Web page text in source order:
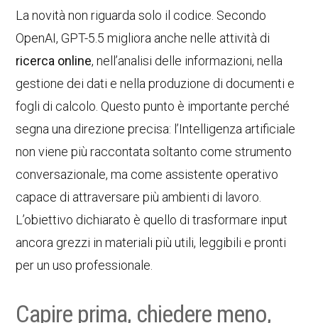
La novità non riguarda solo il codice. Secondo
OpenAI, GPT-5.5 migliora anche nelle attività di
ricerca online, nell’analisi delle informazioni, nella
gestione dei dati e nella produzione di documenti e
fogli di calcolo. Questo punto è importante perché
segna una direzione precisa: l’Intelligenza artificiale
non viene più raccontata soltanto come strumento
conversazionale, ma come assistente operativo
capace di attraversare più ambienti di lavoro.
L’obiettivo dichiarato è quello di trasformare input
ancora grezzi in materiali più utili, leggibili e pronti
per un uso professionale.
Capire prima, chiedere meno,